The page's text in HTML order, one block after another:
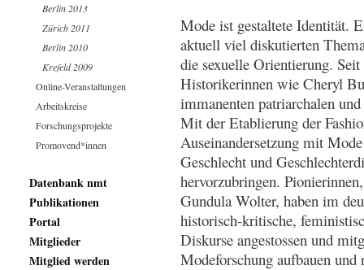
Mode ist gestaltete Identität.
aktuell viel diskutierten
die sexuelle Orientierung.
Historikerinnen wie Cheryl
immanenten patriarchalen
Mit der Etablierung der
Auseinandersetzung mit
Geschlecht und
hervorzubringen.
Gundula Wolter, haben im
historisch-kritische,
Diskurse angestossen und
Modeforschung aufbauen
Berlin 2013
Zürich 2011
Berlin 2010
Krefeld 2009
Online-Veranstaltungen
Arbeitskreise
Forschungsprojekte
Promovend*innen
Datenbank nmt
Publikationen
Portal
Mitglieder
Mitglied werden